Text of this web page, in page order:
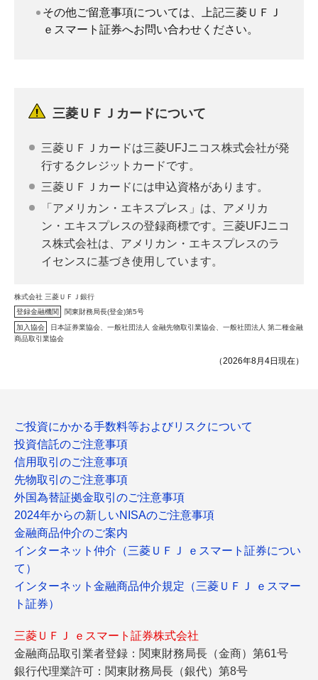
その他ご留意事項については、上記三菱ＵＦＪ
ｅスマート証券へお問い合わせください。
三菱ＵＦＪカードについて
三菱ＵＦＪカードは三菱UFJニコス株式会社が発
行するクレジットカードです。
三菱ＵＦＪカードには申込資格があります。
「アメリカン・エキスプレス」は、アメリカ
ン・エキスプレスの登録商標です。三菱UFJニコ
ス株式会社は、アメリカン・エキスプレスのラ
イセンスに基づき使用しています。
株式会社 三菱ＵＦＪ銀行
登録金融機関
関東財務局長(登金)第5号
加入協会
日本証券業協会、一般社団法人 金融先物取引業協会、一般社団法人 第二種金融
商品取引業協会
（2026年8月4日現在）
ご投資にかかる手数料等およびリスクについて
投資信託のご注意事項
信用取引のご注意事項
先物取引のご注意事項
外国為替証拠金取引のご注意事項
2024年からの新しいNISAのご注意事項
金融商品仲介のご案内
インターネット仲介（三菱ＵＦＪ ｅスマート証券につい
て）
インターネット金融商品仲介規定（三菱ＵＦＪ ｅスマー
ト証券）
三菱ＵＦＪ ｅスマート証券株式会社
金融商品取引業者登録：関東財務局長（金商）第61号
銀行代理業許可：関東財務局長（銀代）第8号